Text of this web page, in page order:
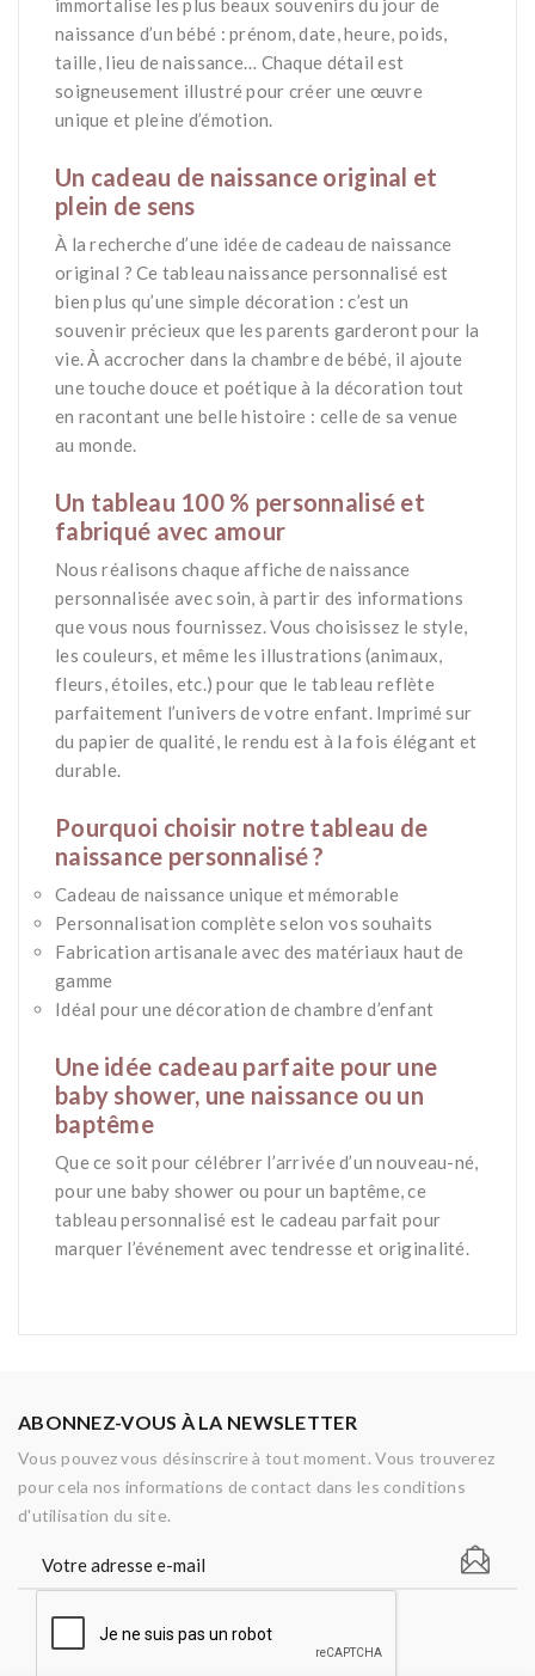
immortalise les plus beaux souvenirs du jour de
naissance d’un bébé : prénom, date, heure, poids,
taille, lieu de naissance… Chaque détail est
soigneusement illustré pour créer une œuvre
unique et pleine d’émotion.
Un cadeau de naissance original et
plein de sens
À la recherche d’une idée de cadeau de naissance
original ? Ce tableau naissance personnalisé est
bien plus qu’une simple décoration : c’est un
souvenir précieux que les parents garderont pour la
vie. À accrocher dans la chambre de bébé, il ajoute
une touche douce et poétique à la décoration tout
en racontant une belle histoire : celle de sa venue
au monde.
Un tableau 100 % personnalisé et
fabriqué avec amour
Nous réalisons chaque affiche de naissance
personnalisée avec soin, à partir des informations
que vous nous fournissez. Vous choisissez le style,
les couleurs, et même les illustrations (animaux,
fleurs, étoiles, etc.) pour que le tableau reflète
parfaitement l’univers de votre enfant. Imprimé sur
du papier de qualité, le rendu est à la fois élégant et
durable.
Pourquoi choisir notre tableau de
naissance personnalisé ?
Cadeau de naissance unique et mémorable
Personnalisation complète selon vos souhaits
Fabrication artisanale avec des matériaux haut de
gamme
Idéal pour une décoration de chambre d’enfant
Une idée cadeau parfaite pour une
baby shower, une naissance ou un
baptême
Que ce soit pour célébrer l’arrivée d’un nouveau-né,
pour une baby shower ou pour un baptême, ce
tableau personnalisé est le cadeau parfait pour
marquer l’événement avec tendresse et originalité.
ABONNEZ-VOUS À LA NEWSLETTER
Vous pouvez vous désinscrire à tout moment. Vous trouverez
pour cela nos informations de contact dans les conditions
d'utilisation du site.